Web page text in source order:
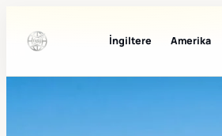
İngiltere Amerika